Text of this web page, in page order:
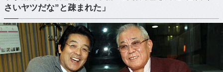
さいヤツだな”と疎まれた」